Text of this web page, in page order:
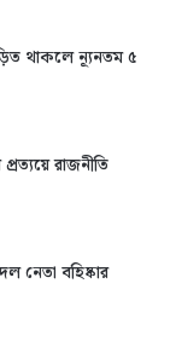
থাকলে ন্যূনতম ৫
রাজনীতি
নেতা বহিষ্কার